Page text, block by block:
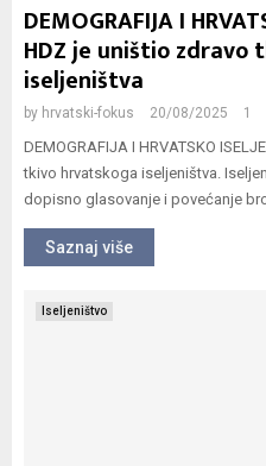
M
E
N
U
DEMOGRAFIJA I
HDZ je uništio zdravo
iseljeništva
by hrvatski-fokus 20/08/2025 1
DEMOGRAFIJA I HRVATSKO
tkivo hrvatskoga iseljeništva.
dopisno glasovanje i povećanje
Saznaj više
Iseljeništvo